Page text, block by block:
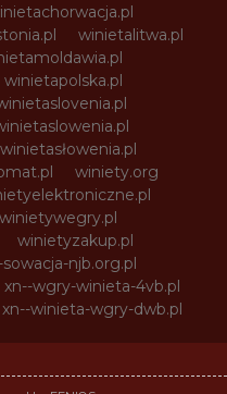
winietalitwa.pl
winietapolska.pl
winietasłowenia.pl
winiety.org
winietywegry.pl
winietyzakup.pl
njb.org.pl
xn--wgry-winieta-4vb.pl
xn--winieta-wgry-dwb.pl